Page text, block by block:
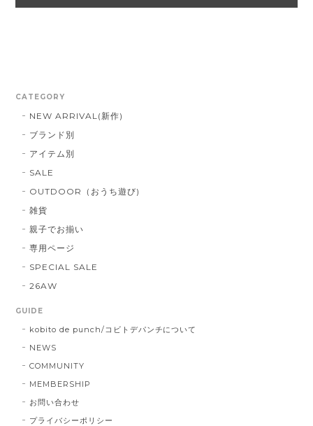
CATEGORY
NEW ARRIVAL(新作)
ブランド別
アイテム別
SALE
OUTDOOR（おうち遊び)
雑貨
親子でお揃い
専用ページ
SPECIAL SALE
26AW
GUIDE
kobito de punch/コビトデパンチについて
NEWS
COMMUNITY
MEMBERSHIP
お問い合わせ
プライバシーポリシー